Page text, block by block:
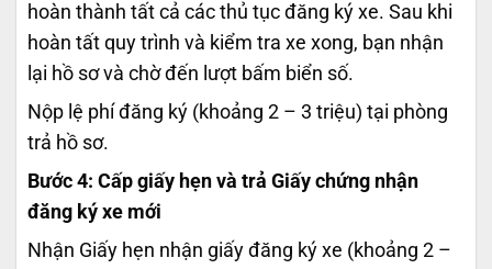
hoàn thành tất cả các thủ tục đăng ký xe. Sau khi
hoàn tất quy trình và kiểm tra xe xong, bạn nhận
lại hồ sơ và chờ đến lượt bấm biển số.
Nộp lệ phí đăng ký (khoảng 2 – 3 triệu) tại phòng
trả hồ sơ.
Bước 4: Cấp giấy hẹn và trả Giấy chứng nhận
đăng ký xe mới
Nhận Giấy hẹn nhận giấy đăng ký xe (khoảng 2 –